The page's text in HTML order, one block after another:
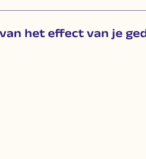
het effect van je